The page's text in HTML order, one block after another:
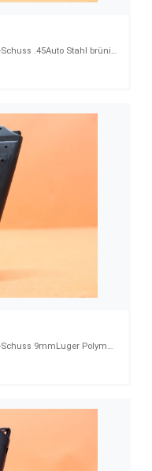
Heckler&Koch HK USP: Magazin H&K 12-Schuss .45Auto Stahl brüniert mit verlängertem Magazinboden
Heckler&Koch HK USP: Magazin H&K 15-Schuss 9mmLuger Polymer schwarz (9mmPar